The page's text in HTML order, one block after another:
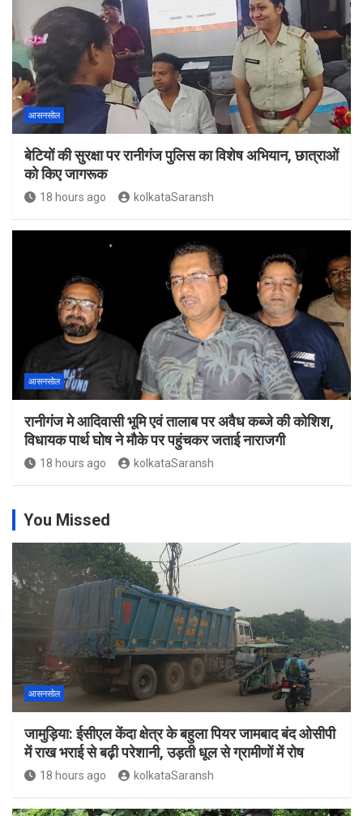
आसनसोल
बेटियों की सुरक्षा पर रानीगंज पुलिस का विशेष अभियान, छात्राओं
को किए जागरूक
18 hours ago kolkataSaransh
आसनसोल
रानीगंज मे आदिवासी भूमि एवं तालाब पर अवैध कब्जे की कोशिश,
विधायक पार्थ घोष ने मौके पर पहुंचकर जताई नाराजगी
18 hours ago kolkataSaransh
You Missed
आसनसोल
जामुड़िया: ईसीएल केंदा क्षेत्र के बहुला पियर जामबाद बंद ओसीपी
में राख भराई से बढ़ी परेशानी, उड़ती धूल से ग्रामीणों में रोष
18 hours ago kolkataSaransh